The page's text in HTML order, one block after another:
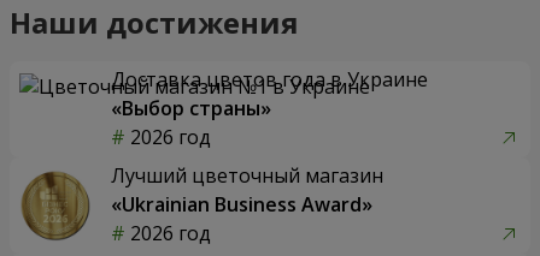
Наши достижения
Доставка цветов года в Украине
«Выбор страны»
2026 год
Лучший цветочный магазин
«Ukrainian Business Award»
2026 год